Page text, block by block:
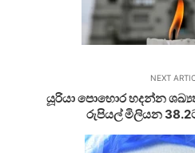
NEXT
යූරියා පොහොර හදන්න
රුපියල් මිලියන